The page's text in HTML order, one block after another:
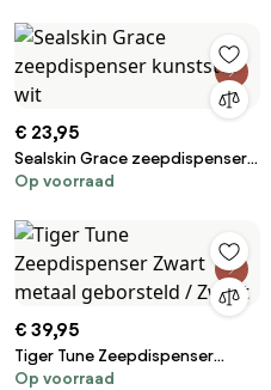
€ 23,95
Sealskin Grace zeepdispenser
kunststof wit
Op voorraad
€ 39,95
Tiger Tune Zeepdispenser
Zwart metaal geborsteld /
Op voorraad